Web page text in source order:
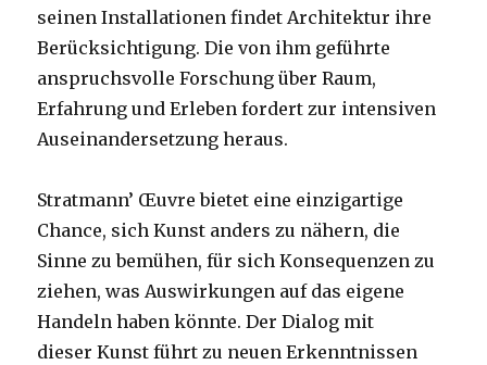
seinen Installationen findet Architektur ihre
Berücksichtigung. Die von ihm geführte
anspruchsvolle Forschung über Raum,
Erfahrung und Erleben fordert zur intensiven
Auseinandersetzung heraus.
Stratmann’ Œuvre bietet eine einzigartige
Chance, sich Kunst anders zu nähern, die
Sinne zu bemühen, für sich Konsequenzen zu
ziehen, was Auswirkungen auf das eigene
Handeln haben könnte. Der Dialog mit
dieser Kunst führt zu neuen Erkenntnissen